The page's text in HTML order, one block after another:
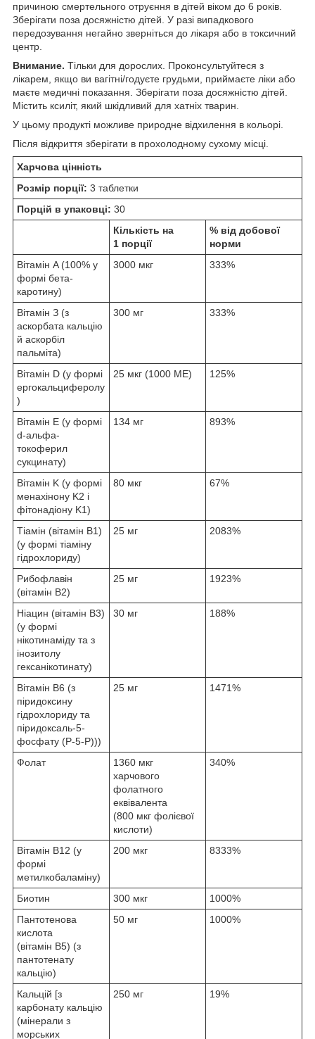
причиною смертельного отруєння в дітей віком до 6 років.
Зберігати поза досяжністю дітей. У разі випадкового
передозування негайно зверніться до лікаря або в токсичний
центр.
Внимание. Тільки для дорослих. Проконсультуйтеся з
лікарем, якщо ви вагітні/годуєте грудьми, приймаєте ліки або
маєте медичні показання. Зберігати поза досяжністю дітей.
Містить ксиліт, який шкідливий для хатніх тварин.
У цьому продукті можливе природне відхилення в кольорі.
Після відкриття зберігати в прохолодному сухому місці.
Харчова цінність
Розмір порції: 3 таблетки
Порцій в упаковці: 30
Кількість на
1 порції
% від добової
норми
Вітамін A (100% у
формі бета-
каротину)
3000 мкг 333%
Вітамін З (з
аскорбата кальцію
й аскорбіл
пальміта)
300 мг 333%
Вітамін D (у формі
ергокальциферолу
)
25 мкг (1000 МЕ) 125%
Вітамін E (у формі
d-альфа-
токоферил
сукцинату)
134 мг 893%
Вітамін K (у формі
менахінону K2 і
фітонадіону K1)
80 мкг 67%
Тіамін (вітамін B1)
(у формі тіаміну
гідрохлориду)
25 мг 2083%
Рибофлавін
(вітамін B2)
25 мг 1923%
Ніацин (вітамін B3)
(у формі
нікотинаміду та з
інозитолу
гексанікотинату)
30 мг 188%
Вітамін B6 (з
піридоксину
гідрохлориду та
піридоксаль-5-
фосфату (P-5-P)))
25 мг 1471%
Фолат
1360 мкг
харчового
фолатного
еквівалента
(800 мкг фолієвої
кислоти)
340%
Вітамін B12 (у
формі
метилкобаламіну)
200 мкг 8333%
Биотин 300 мкг
1000%
Пантотенова
кислота
(вітамін B5) (з
пантотенату
кальцію)
50 мг 1000%
Кальцій [з
карбонату кальцію
(мінерали з
морських
250 мг 19%